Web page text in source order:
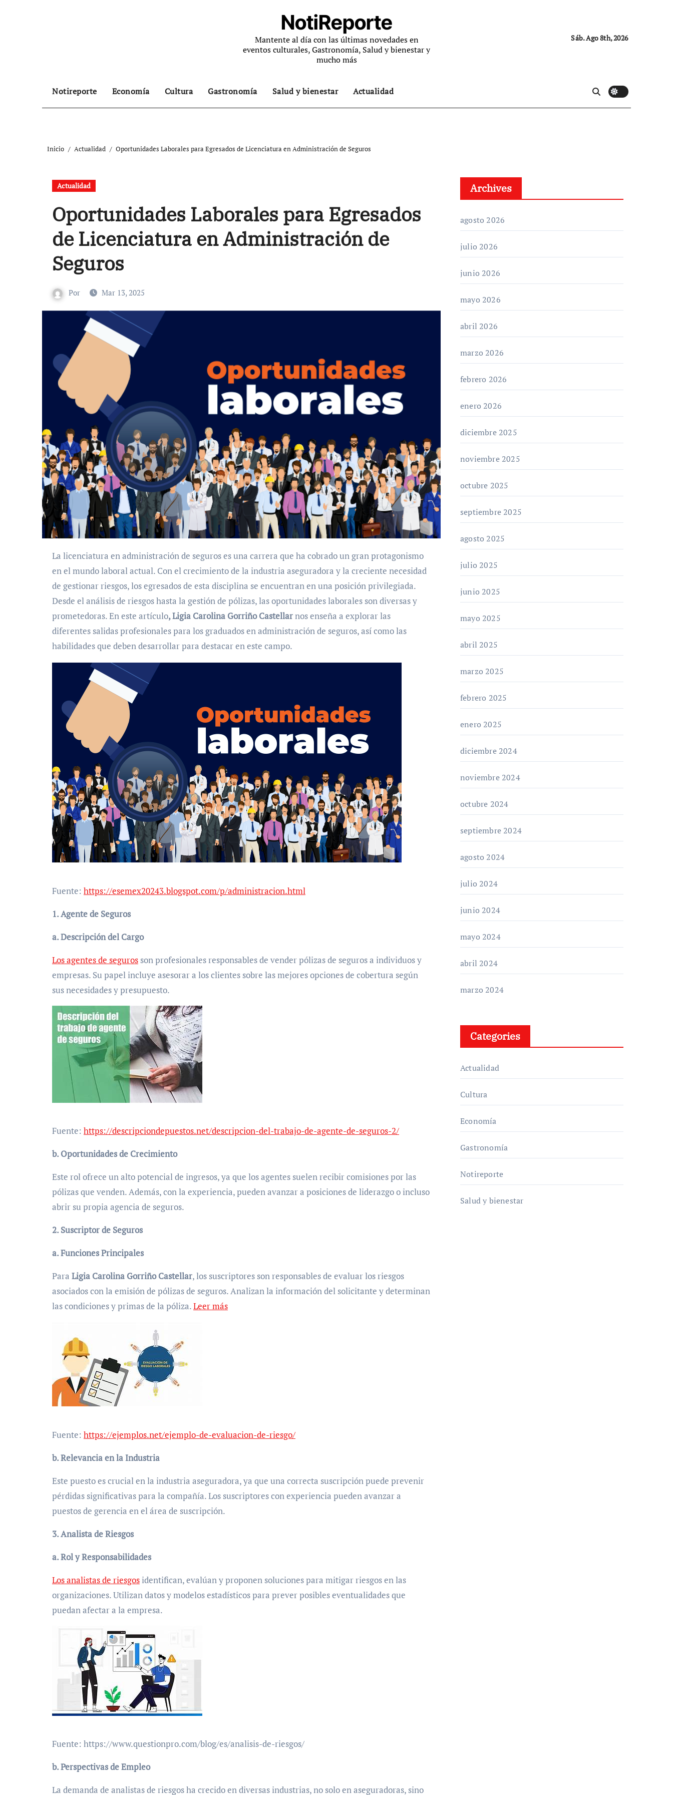
NotiReporte
Mantente al día con las últimas novedades en
eventos culturales, Gastronomía, Salud y bienestar y
mucho más
Sáb. Ago 8th, 2026
Notireporte Economía Cultura Gastronomía Salud y bienestar Actualidad
Inicio Actualidad Oportunidades Laborales para Egresados de Licenciatura en Administración de Seguros
Actualidad
Oportunidades Laborales para Egresados
de Licenciatura en Administración de
Seguros
Por Mar 13, 2025
La licenciatura en administración de seguros es una carrera que ha cobrado un gran protagonismo
en el mundo laboral actual. Con el crecimiento de la industria aseguradora y la creciente necesidad
de gestionar riesgos, los egresados de esta disciplina se encuentran en una posición privilegiada.
Desde el análisis de riesgos hasta la gestión de pólizas, las oportunidades laborales son diversas y
prometedoras. En este artículo, Ligia Carolina Gorriño Castellarnos enseña a explorar las
diferentes salidas profesionales para los graduados en administración de seguros, así como las
habilidades que deben desarrollar para destacar en este campo.
Fuente: https://esemex20243.blogspot.com/p/administracion.html
1. Agente de Seguros
a. Descripción del Cargo
Los agentes de seguros son profesionales responsables de vender pólizas de seguros a individuos y
empresas. Su papel incluye asesorar a los clientes sobre las mejores opciones de cobertura según
sus necesidades y presupuesto.
Fuente: https://descripciondepuestos.net/descripcion-del-trabajo-de-agente-de-seguros-2/
b. Oportunidades de Crecimiento
Este rol ofrece un alto potencial de ingresos, ya que los agentes suelen recibir comisiones por las
pólizas que venden. Además, con la experiencia, pueden avanzar a posiciones de liderazgo o incluso
abrir su propia agencia de seguros.
2. Suscriptor de Seguros
a. Funciones Principales
Para Ligia Carolina Gorriño Castellar, los suscriptores son responsables de evaluar los riesgos
asociados con la emisión de pólizas de seguros. Analizan la información del solicitante y determinan
las condiciones y primas de la póliza.Leer más
Fuente: https://ejemplos.net/ejemplo-de-evaluacion-de-riesgo/
b. Relevancia en la Industria
Este puesto es crucial en la industria aseguradora, ya que una correcta suscripción puede prevenir
pérdidas significativas para la compañía. Los suscriptores con experiencia pueden avanzar a
puestos de gerencia en el área de suscripción.
3. Analista de Riesgos
a. Rol y Responsabilidades
Los analistas de riesgos identifican, evalúan y proponen soluciones para mitigar riesgos en las
organizaciones. Utilizan datos y modelos estadísticos para prever posibles eventualidades que
puedan afectar a la empresa.
Fuente: https://www.questionpro.com/blog/es/analisis-de-riesgos/
b. Perspectivas de Empleo
La demanda de analistas de riesgos ha crecido en diversas industrias, no solo en aseguradoras, sino
Archives
agosto 2026
julio 2026
junio 2026
mayo 2026
abril 2026
marzo 2026
febrero 2026
enero 2026
diciembre 2025
noviembre 2025
octubre 2025
septiembre 2025
agosto 2025
julio 2025
junio 2025
mayo 2025
abril 2025
marzo 2025
febrero 2025
enero 2025
diciembre 2024
noviembre 2024
octubre 2024
septiembre 2024
agosto 2024
julio 2024
junio 2024
mayo 2024
abril 2024
marzo 2024
Categories
Actualidad
Cultura
Economía
Gastronomía
Notireporte
Salud y bienestar